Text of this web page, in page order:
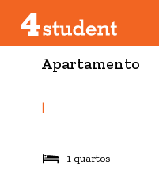
Apartamento
|
1 quartos